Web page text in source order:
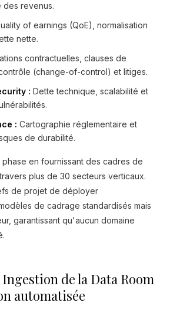
des revenus.
of earnings (QoE), normalisation
nette.
contractuelles, clauses de
(change-of-control) et litiges.
: Dette technique, scalabilité et
: Cartographie réglementaire et
de durabilité.
en fournissant des cadres de
plus de 30 secteurs verticaux.
de projet de déployer
de cadrage standardisés mais
garantissant qu'aucun domaine
Ingestion de la Data Room
automatisée